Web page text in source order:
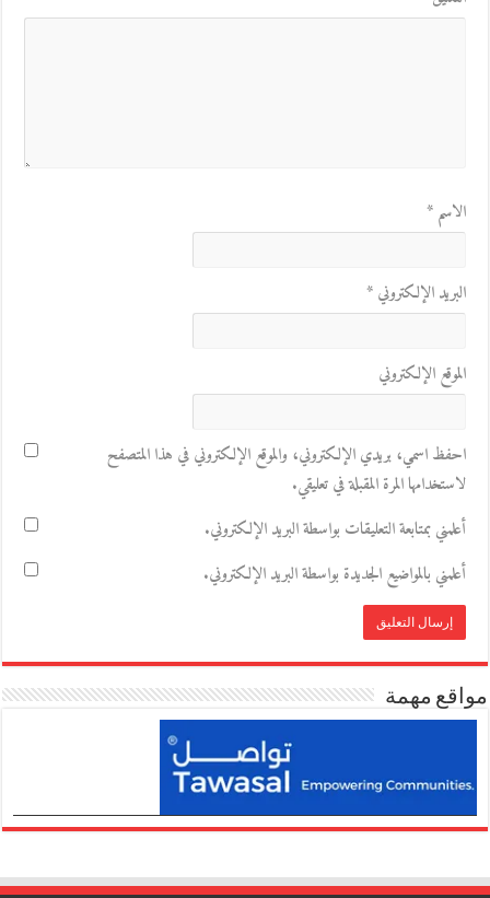
الاسم*
البريد الإلكتروني*
الموقع الإلكتروني
احفظ اسمي، بريدي الإلكتروني، والموقع الإلكتروني في هذا المتصفح
لاستخدامها المرة المقبلة في تعليقي.
أعلمني بمتابعة التعليقات بواسطة البريد الإلكتروني.
أعلمني بالمواضيع الجديدة بواسطة البريد الإلكتروني.
مواقع مهمة